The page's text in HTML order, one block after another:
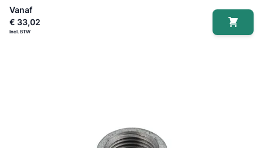
Vanaf
€ 33,02